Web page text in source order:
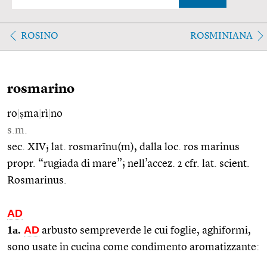
ROSINO ROSMINIANA
rosmarino
ro ṣma rì no
s.m.
sec. XIV; lat. rosmarīnu(m), dalla loc. ros marinus
propr. “rugiada di mare”; nell’accez. 2 cfr. lat. scient.
Rosmarinus.
AD
1a. AD arbusto sempreverde le cui foglie, aghiformi,
sono usate in cucina come condimento aromatizzante: